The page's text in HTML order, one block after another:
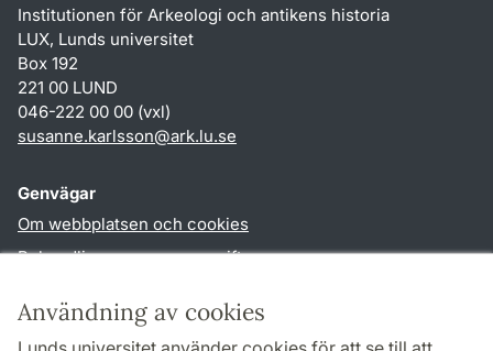
Användning av cookies
Institutionen för Arkeologi och antikens historia
LUX, Lunds universitet
Box 192
221 00 LUND
046-222 00 00 (vxl)
susanne.karlsson@ark.lu.se
Genvägar
Om webbplatsen och cookies
Behandling av personuppgifter
TYPO3-login